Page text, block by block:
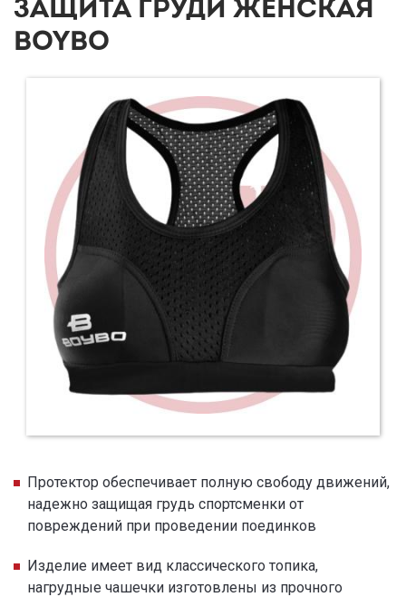
ЗАЩИТА ГРУДИ ЖЕНСКАЯ
BOYBO
Протектор обеспечивает полную свободу движений,
надежно защищая грудь спортсменки от
повреждений при проведении поединков
Изделие имеет вид классического топика,
нагрудные чашечки изготовлены из прочного